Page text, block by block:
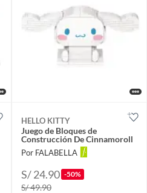
HELLO KITTY
Juego de Bloques de
Construcción De Cinnamoroll
Por FALABELLA
S/ 24.90 -50%
S/ 49.90